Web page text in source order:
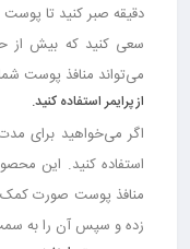
دقیقه صبر کنید تا
سعی کنید که بیش از حد
می‌تواند منافذ پوست
از پرایمر استفاده کنید.
اگر می‌خواهید برای مدت
استفاده کنید. این
منافذ پوست صورت کمک
زده و سپس آن را به